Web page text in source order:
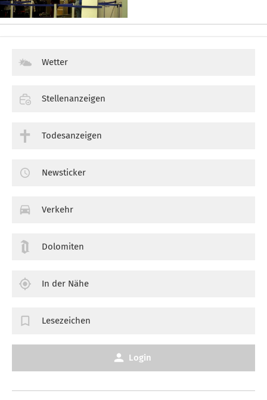
Wetter
Stellenanzeigen
Todesanzeigen
Newsticker
Verkehr
Dolomiten
In der Nähe
Lesezeichen
Login